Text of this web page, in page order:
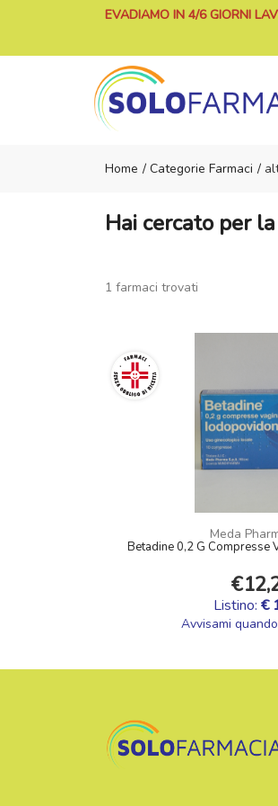
EVADIAMO IN 4/6 GIORNI
Home Categorie Farmaci
Hai cercato per
1 farmaci trovati
Meda
Betadine 0,2 G Compresse
Listino: €
Avvisami